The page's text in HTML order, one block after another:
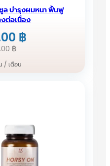
ล บำรุงผมหนา ฟิ้นฟู
ต่อเนื่อง
฿
price
฿
price
/ เดือน